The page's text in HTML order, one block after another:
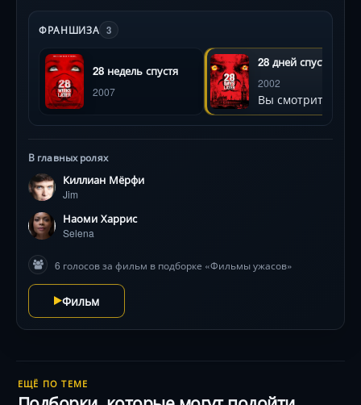
мрачные планы. Напряжённый ритм, новаторская
съёмка на цифровые камеры и аллегории на
социальный коллапс — визитные карточки
культового хоррора.
ФРАНШИЗА 3
28 недель спустя
2007
28 дней спустя
2002
Вы смотрите
В главных ролях
Киллиан Мёрфи
Jim
Наоми Харрис
Selena
6 голосов за фильм в подборке «Фильмы ужасов»
Фильм
ЕЩЁ ПО ТЕМЕ